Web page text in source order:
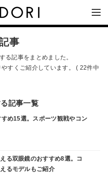
事
る記事をまとめました。
すくご紹介しています。 ( 22件中
記事一覧
め15選。スポーツ観戦やコン
る双眼鏡のおすすめ8選。コ
るモデルもご紹介